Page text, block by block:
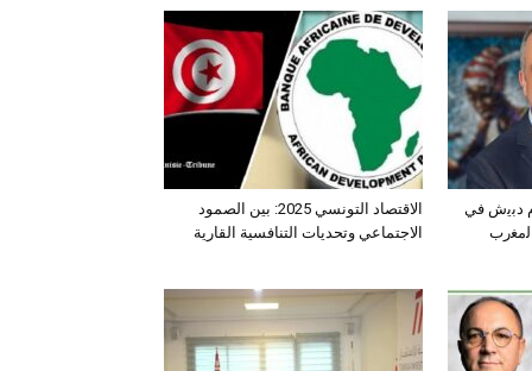
الاقتصاد التونسي 2025: بين الصمود
الاجتماعي وتحديات التنافسية القارية
دﺑﯾش ﻓﻲ